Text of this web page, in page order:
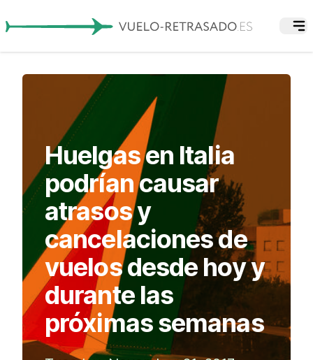
Huelgas en Italia
podrían causar
atrasos y
cancelaciones de
vuelos desde hoy y
durante las
próximas semanas